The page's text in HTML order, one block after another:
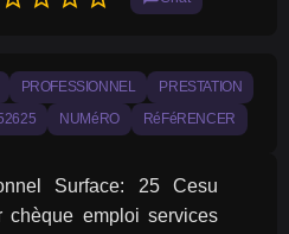
PROFESSIONNEL PRESTATION
NUMéRO RéFéRENCER
Surface: 25 Cesu
chèque emploi services